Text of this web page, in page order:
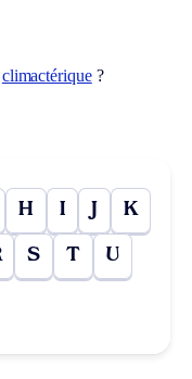
climactérique?
H I J K
S T U